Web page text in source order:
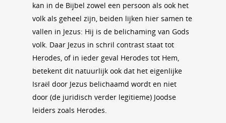
kan in de Bijbel zowel een persoon als ook het
volk als geheel zijn, beiden lijken hier samen te
vallen in Jezus: Hij is de belichaming van Gods
volk. Daar Jezus in schril contrast staat tot
Herodes, of in ieder geval Herodes tot Hem,
betekent dit natuurlijk ook dat het eigenlijke
Israël door Jezus belichaamd wordt en niet
door (de juridisch verder legitieme) Joodse
leiders zoals Herodes.